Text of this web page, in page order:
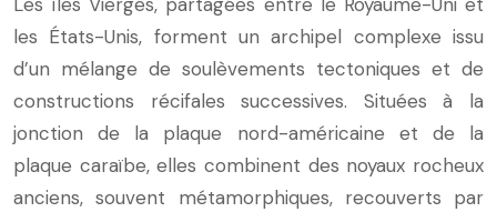
les États-Unis, forment un archipel complexe issu
d’un mélange de soulèvements tectoniques et de
constructions récifales successives. Situées à la
jonction de la plaque nord-américaine et de la
plaque caraïbe, elles combinent des noyaux rocheux
anciens, souvent métamorphiques, recouverts par